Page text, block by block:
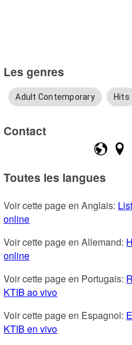
Les genres
Adult Contemporary Hits
Contact
Toutes les langues
Voir cette page en Anglais:
online
Voir cette page en Allemand:
online
Voir cette page en Portugais:
KTIB ao vivo
Voir cette page en Espagnol:
KTIB en vivo